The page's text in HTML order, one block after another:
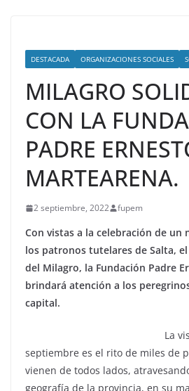
DESTACADA ORGANIZACIONES SOCIALES
MILAGRO
CON LA
PADRE
MARTEARENA.
2 septiembre, 2022 fupem
Con vistas a la celebración de un
los patronos tutelares de Salta,
del Milagro, la Fundación Padre
brindará atención a los
capital.
La
septiembre es el rito de miles de
vienen de todos lados,
geografía de la provincia, en su